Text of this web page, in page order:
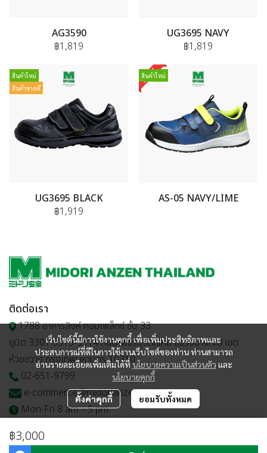
AG3590
฿1,819
UG3695 NAVY
฿1,819
สินค้าใหม่
สินค้าขายดี
UG3695 BLACK
฿1,919
สินค้าใหม่
AS-05 NAVY/LIME
฿3,000
เว็บไซต์นี้มีการใช้งานคุกกี้ เพื่อเพิ่มประสิทธิภาพและ
ประสบการณ์ที่ดีในการใช้งานเว็บไซต์ของท่าน ท่านสามารถ
อ่านรายละเอียดเพิ่มเติมได้ที่นโยบายความเป็นส่วนตัว และ
นโยบายคุกกี้
ตั้งค่าคุกกี้ ยอมรับทั้งหมด
ติดต่อเรา
1788 อาคารสิงห์ คอมเพล็กซ์ ชั้น 33
ยูนิต 3301 3313-3314 ถนนเพชรบุรีตัดใหม่ แขวงบางกะปิ เขต
ห้วยขวาง กรุงเทพมหานคร 10310
02-651-9799
e-commerce@midorianzen.co.th
Mon-Fri 8 am. - 5 pm.